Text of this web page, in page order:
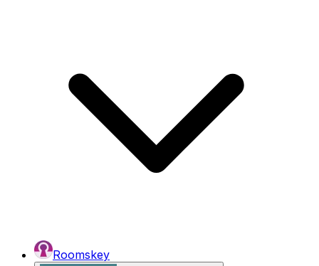
Roomskey